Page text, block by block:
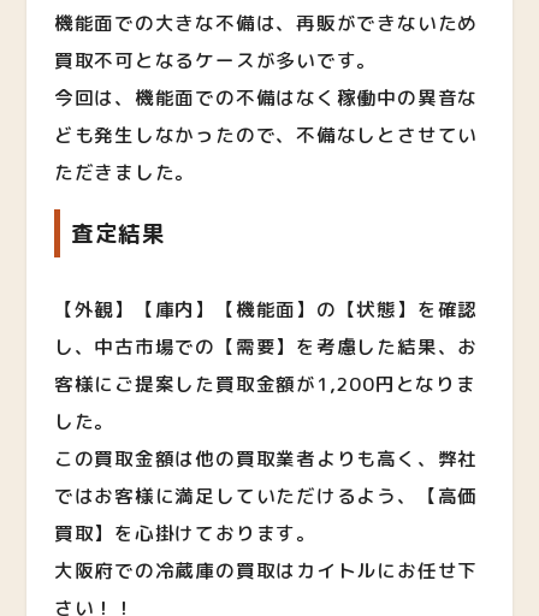
機能面での大きな不備は、再販ができないため
買取不可となるケースが多いです。
今回は、機能面での不備はなく稼働中の異音な
ども発生しなかったので、不備なしとさせてい
ただきました。
査定結果
【外観】【庫内】【機能面】の【状態】を確認
し、中古市場での【需要】を考慮した結果、お
客様にご提案した買取金額が1,200円となりま
した。
この買取金額は他の買取業者よりも高く、弊社
ではお客様に満足していただけるよう、【高価
買取】を心掛けております。
大阪府での冷蔵庫の買取はカイトルにお任せ下
さい！！